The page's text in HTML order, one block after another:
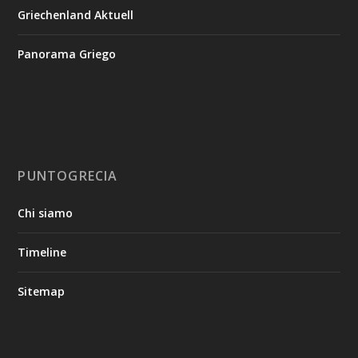
Griechenland Aktuell
Panorama Griego
PUNTOGRECIA
Chi siamo
Timeline
Sitemap